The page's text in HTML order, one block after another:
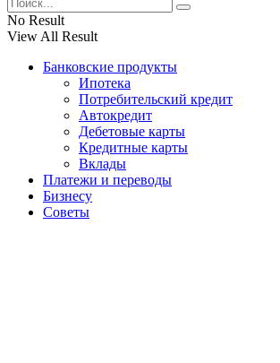
No Result
View All Result
Банковские продукты
Ипотека
Потребительский кредит
Автокредит
Дебетовые карты
Кредитные карты
Вклады
Платежи и переводы
Бизнесу
Советы